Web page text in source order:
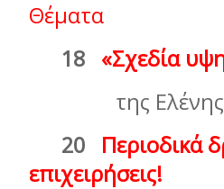
Θέματα
18 «Σχεδία
της Ελένης
20
Περιοδικά
επιχειρήσεις!